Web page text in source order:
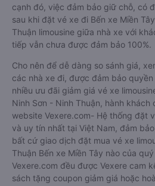
cạnh đó, việc đảm bảo giữ chỗ, có
sau khi đặt vé xe đi Bến xe Miền
Thuận limousine giữa nhà xe với
tiếp vẫn chưa được đảm bảo 100%.
Cho nên để dễ dàng so sánh giá,
các nhà xe đi, được đảm bảo
nhiều ưu đãi giảm giá vé xe
Ninh Sơn - Ninh Thuận, hành khách
website Vexere.com- Hệ thống đặt
và uy tín nhất tại Việt Nam, đảm
bất cứ giao dịch đặt mua vé xe
Thuận Bến xe Miền Tây nào của
Vexere.com đều được Vexere cam
sách tặng coupon giảm giá hoặc